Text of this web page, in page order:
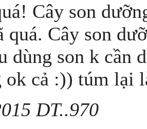
Cây son
quá. Cây son
dùng son k cần
ok cả :)) túm lại
DT..970